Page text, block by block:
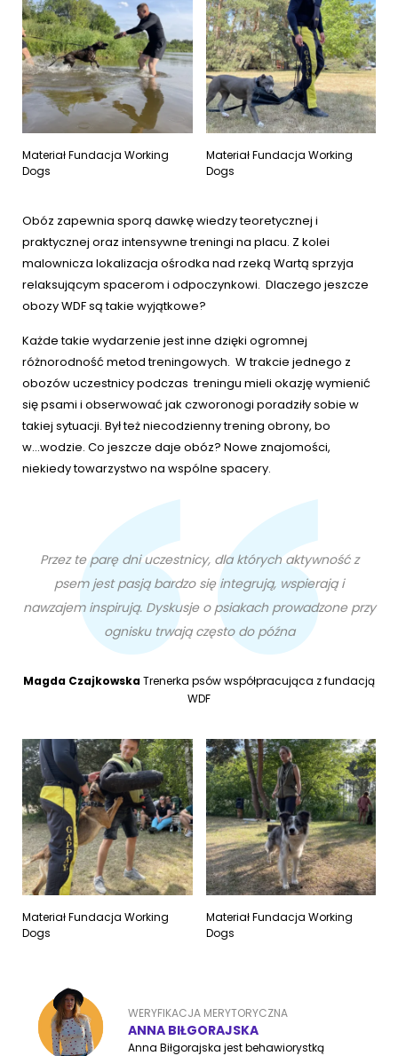
Materiał Fundacja Working
Dogs
Materiał Fundacja Working
Dogs
Obóz zapewnia sporą dawkę wiedzy teoretycznej i
praktycznej oraz intensywne treningi na placu. Z kolei
malownicza lokalizacja ośrodka nad rzeką Wartą sprzyja
relaksującym spacerom i odpoczynkowi. Dlaczego jeszcze
obozy WDF są takie wyjątkowe?
Każde takie wydarzenie jest inne dzięki ogromnej
różnorodność metod treningowych. W trakcie jednego z
obozów uczestnicy podczas treningu mieli okazję wymienić
się psami i obserwować jak czworonogi poradziły sobie w
takiej sytuacji. Był też niecodzienny trening obrony, bo
w...wodzie. Co jeszcze daje obóz? Nowe znajomości,
niekiedy towarzystwo na wspólne spacery.
Przez te parę dni uczestnicy, dla których aktywność z
psem jest pasją bardzo się integrują, wspierają i
nawzajem inspirują. Dyskusje o psiakach prowadzone przy
ognisku trwają często do późna
Magda CzajkowskaTrenerka psów współpracująca z fundacją
WDF
Materiał Fundacja Working
Dogs
Materiał Fundacja Working
Dogs
WERYFIKACJA MERYTORYCZNA
ANNA BIŁGORAJSKA
Anna Biłgorajska jest behawiorystką